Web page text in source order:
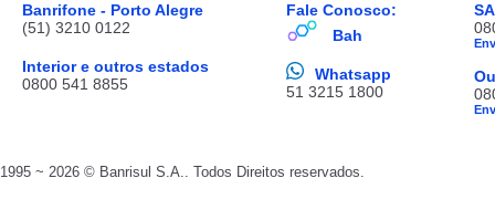
Banrifone - Porto Alegre
(51) 3210 0122
Interior e outros estados
0800 541 8855
Fale Conosco:
Bah
Whatsapp
51 3215 1800
1995 ~ 2026 © Banrisul S.A.. Todos Direitos reservados.